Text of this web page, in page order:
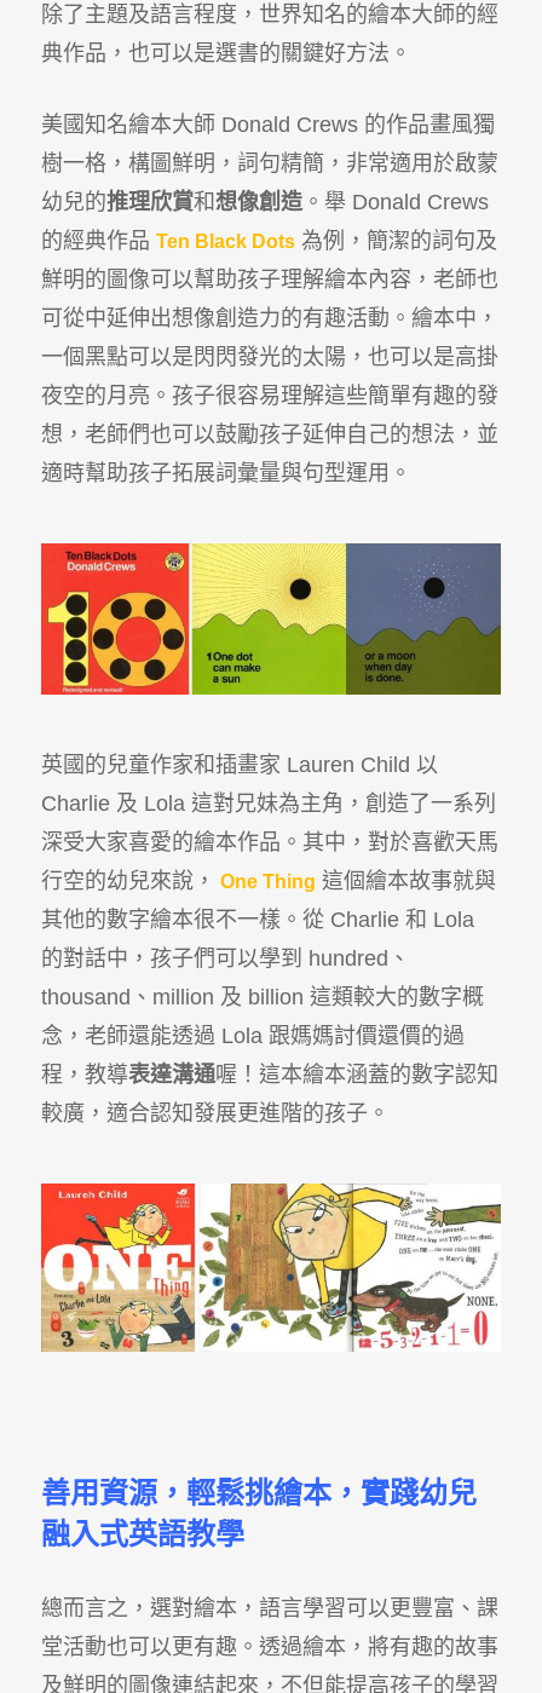
除了主題及語言程度，世界知名的繪本大師的經
典作品，也可以是選書的關鍵好方法。
美國知名繪本大師 Donald Crews 的作品畫風獨
樹一格，構圖鮮明，詞句精簡，非常適用於啟蒙
幼兒的推理欣賞和想像創造。舉 Donald Crews
的經典作品 Ten Black Dots為例，簡潔的詞句及
鮮明的圖像可以幫助孩子理解繪本內容，老師也
可從中延伸出想像創造力的有趣活動。繪本中，
一個黑點可以是閃閃發光的太陽，也可以是高掛
夜空的月亮。孩子很容易理解這些簡單有趣的發
想，老師們也可以鼓勵孩子延伸自己的想法，並
適時幫助孩子拓展詞彙量與句型運用。
英國的兒童作家和插畫家 Lauren Child 以
Charlie 及 Lola 這對兄妹為主角，創造了一系列
深受大家喜愛的繪本作品。其中，對於喜歡天馬
行空的幼兒來說，
One Thing 這個繪本故事就與
其他的數字繪本很不一樣。從 Charlie 和 Lola
的對話中，孩子們可以學到 hundred、
thousand、million 及 billion 這類較大的數字概
念，老師還能透過 Lola 跟媽媽討價還價的過
程，教導表達溝通喔！這本繪本涵蓋的數字認知
較廣，適合認知發展更進階的孩子。
善用資源，輕鬆挑繪本，實踐幼兒
融入式英語教學
總而言之，選對繪本，語言學習可以更豐富、課
堂活動也可以更有趣。透過繪本，將有趣的故事
及鮮明的圖像連結起來，不但能提高孩子的學習